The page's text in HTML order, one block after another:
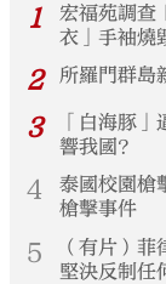
1
宏福苑調
衣」手袖燒
2 所羅門群
3
「白海豚
響我國？
4
泰國校園槍
槍擊事件
5
（有片）
堅決反制任